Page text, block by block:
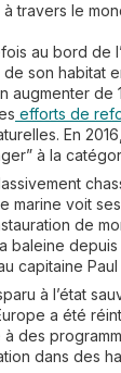
travers le
au bord de
son habitat
augmenter de
efforts de
En
à la
marine voit
de
baleine depuis
capitaine
à l’état
a été
des
dans des